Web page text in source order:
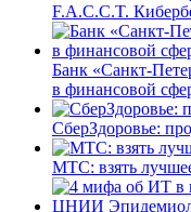
F.A.C.C.T.
Банк «Санкт-
в финансовой
СберЗдоровье:
МТС: взять